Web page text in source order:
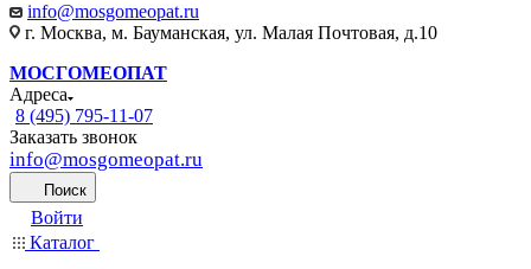
info@mosgomeopat.ru
г. Москва, м. Бауманская, ул. Малая Почтовая, д.10
МОСГОМЕОПАТ
Адреса
8 (495) 795-11-07
Заказать звонок
info@mosgomeopat.ru
Поиск
Войти
Каталог